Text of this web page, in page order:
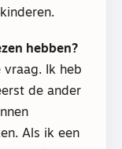
hebben?
vraag. Ik heb
de ander
Als ik een